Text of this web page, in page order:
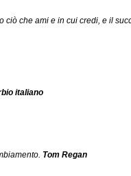
ciò che ami e in cui credi, e il
italiano
Tom Regan